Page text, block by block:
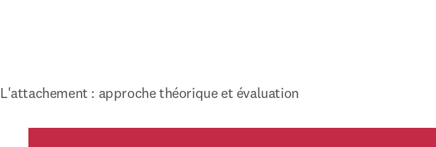
L'attachement : approche théorique et évaluation